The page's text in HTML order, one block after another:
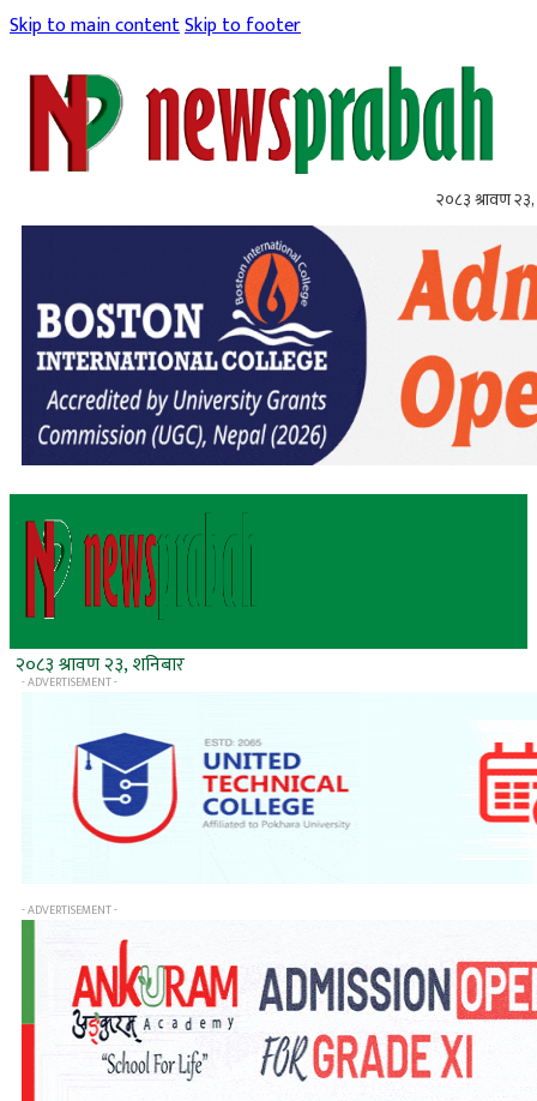
Skip to main contentSkip to footer
२०८३ श्रावण २३,
२०८३ श्रावण २३, शनिबार
- ADVERTISEMENT -
- ADVERTISEMENT -